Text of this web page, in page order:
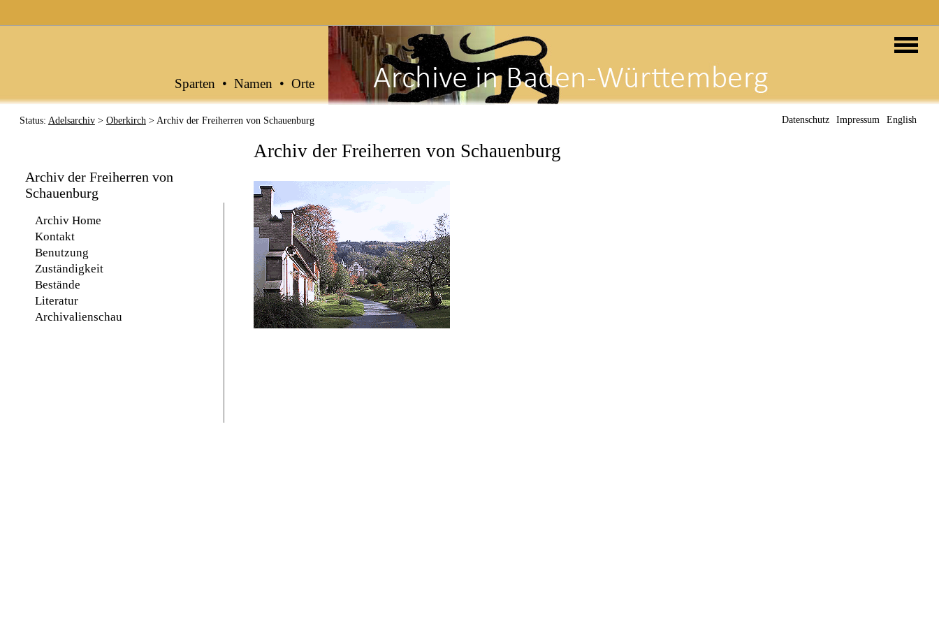
Sparten •Namen •Orte
Status: Adelsarchiv> Oberkirch> Archiv der Freiherren von Schauenburg
Archiv der Freiherren von
Schauenburg
Archiv Home
Kontakt
Benutzung
Zuständigkeit
Bestände
Literatur
Archivalienschau
Archiv der Freiherren von Schauenburg
Datenschutz Impressum English